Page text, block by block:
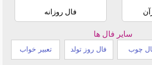
فال روزانه
سایر فال ها
چوب فال روز تولد تعبیر خواب